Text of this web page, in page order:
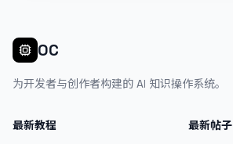
OC
为开发者与创作者构建的 AI 知识操作系统。
最新教程 最新帖子